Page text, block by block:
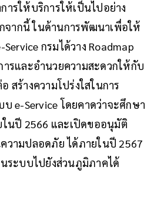
รให้บริการให้เป็นไปอย่าง
จากนี้ ในด้านการพัฒนาเพื่อให้
กรมได้วาง Roadmap
รและอำนวยความสะดวกให้กับ
สร้างความโปร่งใสในการ
e-Service โดยคาดว่าจะศึกษา
นปี 2566 และเปิดขออนุมัติ
วามปลอดภัย ได้ภายในปี 2567
ระบบไปยังส่วนภูมิภาคได้